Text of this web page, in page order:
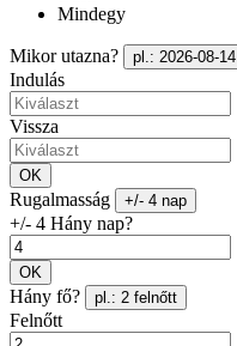
Mindegy
Mikor utazna? pl.: 2026-08-14
Indulás
Vissza
OK
Rugalmasság +/- 4 nap
+/- 4 Hány nap?
OK
Hány fő? pl.: 2 felnőtt
Felnőtt